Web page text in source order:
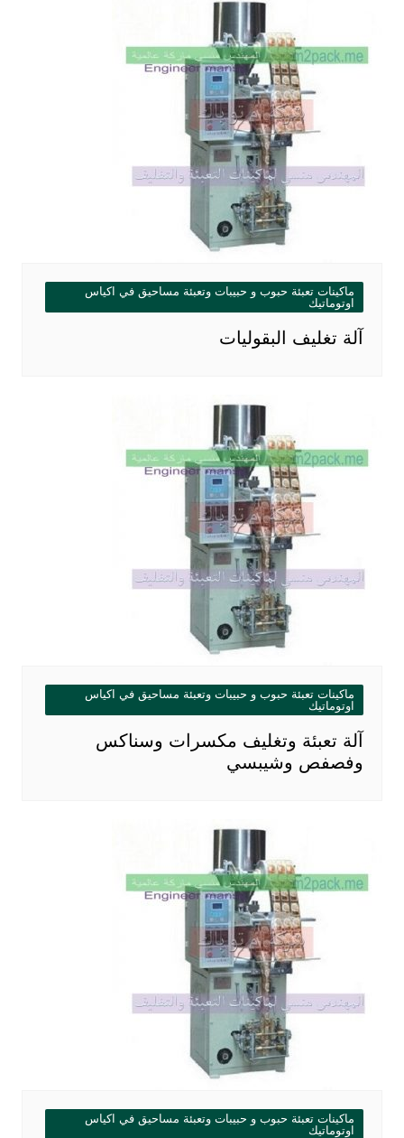
ماكينات تعبئة حبوب و حبيبات وتعبئة مساحيق في اكياس
اوتوماتيك
آلة تغليف البقوليات
ماكينات تعبئة حبوب و حبيبات وتعبئة مساحيق في اكياس
اوتوماتيك
آلة تعبئة وتغليف مكسرات وسناكس
وفصفص وشيبسي
ماكينات تعبئة حبوب و حبيبات وتعبئة مساحيق في اكياس
اوتوماتيك